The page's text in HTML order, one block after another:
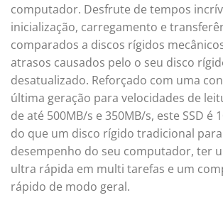
computador. Desfrute de tempos
inicialização, carregamento e
comparados a discos rígidos
atrasos causados pelo o seu disco
desatualizado. Reforçado com uma
última geração para velocidades de
de até 500MB/s e 350MB/s, este SSD é
do que um disco rígido tradicional
desempenho do seu computador, ter
ultra rápida em multi tarefas e um
rápido de modo geral.